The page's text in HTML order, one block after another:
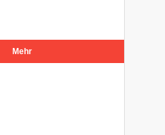
Mehr